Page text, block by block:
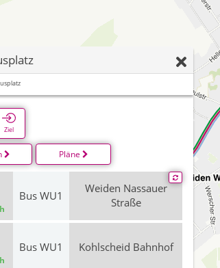
Ziel
Pläne
Bus WU1
Weiden Nassauer
Straße
Bus WU1 Kohlscheid Bahnhof